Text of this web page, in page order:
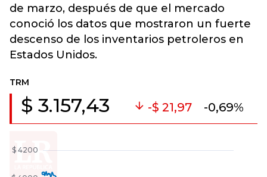
de marzo, después de que el mercado
conoció los datos que mostraron un fuerte
descenso de los inventarios petroleros en
Estados Unidos.